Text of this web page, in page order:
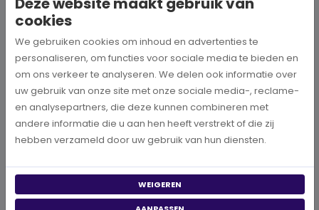
cookies
We gebruiken cookies om inhoud en advertenties te
personaliseren, om functies voor sociale media te bieden en
om ons verkeer te analyseren. We delen ook informatie over
uw gebruik van onze site met onze sociale media-, reclame-
en analysepartners, die deze kunnen combineren met
andere informatie die u aan hen heeft verstrekt of die zij
hebben verzameld door uw gebruik van hun diensten.
WEIGEREN